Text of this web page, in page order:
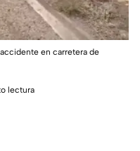
accidente en carretera de
lectura